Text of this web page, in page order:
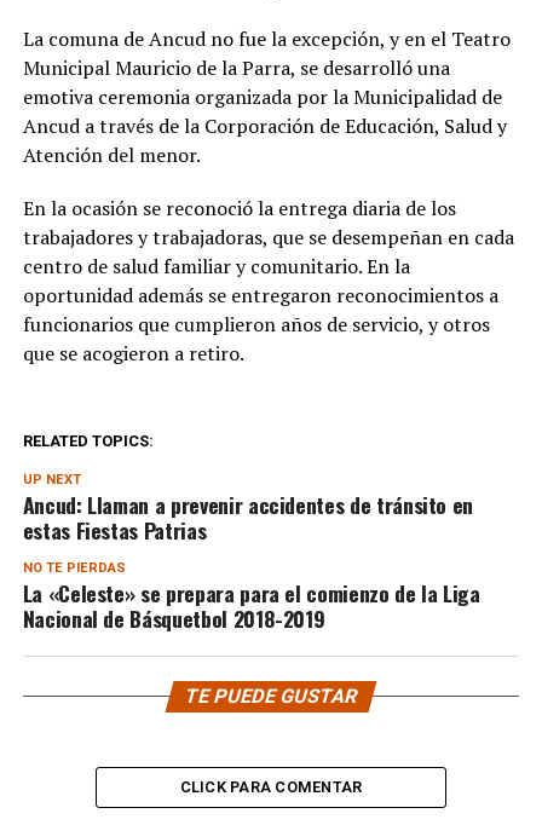
La comuna de Ancud no fue la excepción, y en el Teatro
Municipal Mauricio de la Parra, se desarrolló una
emotiva ceremonia organizada por la Municipalidad de
Ancud a través de la Corporación de Educación, Salud y
Atención del menor.
En la ocasión se reconoció la entrega diaria de los
trabajadores y trabajadoras, que se desempeñan en cada
centro de salud familiar y comunitario. En la
oportunidad además se entregaron reconocimientos a
funcionarios que cumplieron años de servicio, y otros
que se acogieron a retiro.
RELATED TOPICS:
UP NEXT
Ancud: Llaman a prevenir accidentes de tránsito en
estas Fiestas Patrias
NO TE PIERDAS
La «Celeste» se prepara para el comienzo de la Liga
Nacional de Básquetbol 2018-2019
TE PUEDE GUSTAR
CLICK PARA COMENTAR